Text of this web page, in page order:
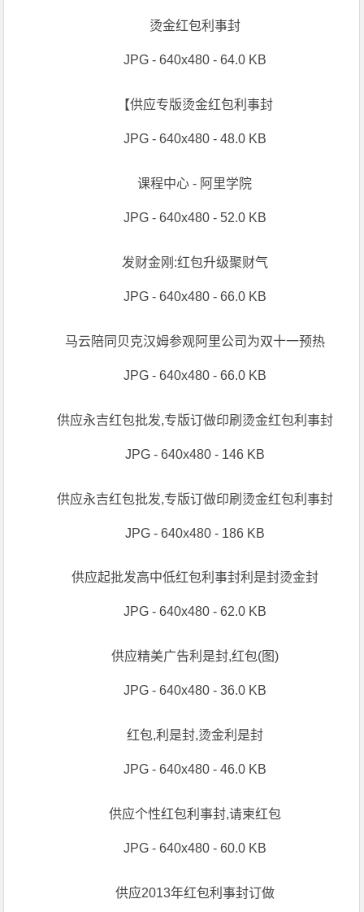
烫金红包利事封
JPG - 640x480 - 64.0 KB
【供应专版烫金红包利事封
JPG - 640x480 - 48.0 KB
课程中心 - 阿里学院
JPG - 640x480 - 52.0 KB
发财金刚:红包升级聚财气
JPG - 640x480 - 66.0 KB
马云陪同贝克汉姆参观阿里公司为双十一预热
JPG - 640x480 - 66.0 KB
供应永吉红包批发,专版订做印刷烫金红包利事封
JPG - 640x480 - 146 KB
供应永吉红包批发,专版订做印刷烫金红包利事封
JPG - 640x480 - 186 KB
供应起批发高中低红包利事封利是封烫金封